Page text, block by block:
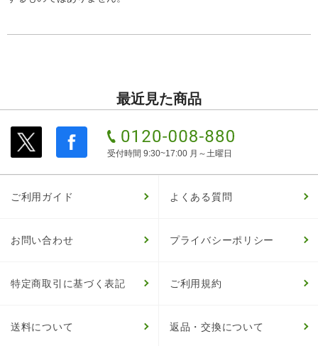
最近見た商品
受付時間 9:30~17:00 月～土曜日
ご利用ガイド よくある質問
お問い合わせ プライバシーポリシー
特定商取引に基づく表記 ご利用規約
送料について 返品・交換について